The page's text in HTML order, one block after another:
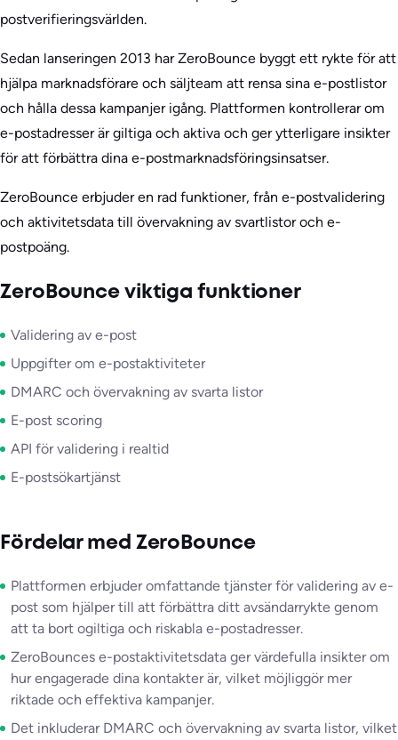
postverifieringsvärlden.
Sedan lanseringen 2013 har ZeroBounce byggt ett rykte för att
hjälpa marknadsförare och säljteam att rensa sina e-postlistor
och hålla dessa kampanjer igång. Plattformen kontrollerar om
e-postadresser är giltiga och aktiva och ger ytterligare insikter
för att förbättra dina e-postmarknadsföringsinsatser.
ZeroBounce erbjuder en rad funktioner, från e-postvalidering
och aktivitetsdata till övervakning av svartlistor och e-
postpoäng.
ZeroBounce viktiga funktioner
Validering av e-post
Uppgifter om e-postaktiviteter
DMARC och övervakning av svarta listor
E-post scoring
API för validering i realtid
E-postsökartjänst
Fördelar med ZeroBounce
Plattformen erbjuder omfattande tjänster för validering av e-
post som hjälper till att förbättra ditt avsändarrykte genom
att ta bort ogiltiga och riskabla e-postadresser.
ZeroBounces e-postaktivitetsdata ger värdefulla insikter om
hur engagerade dina kontakter är, vilket möjliggör mer
riktade och effektiva kampanjer.
Det inkluderar DMARC och övervakning av svarta listor, vilket